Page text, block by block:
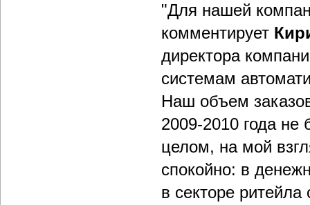
"Для нашей
комментирует
директора
системам
Наш объем
2009-2010 года не
целом, на мой
спокойно: в
в секторе ритейла